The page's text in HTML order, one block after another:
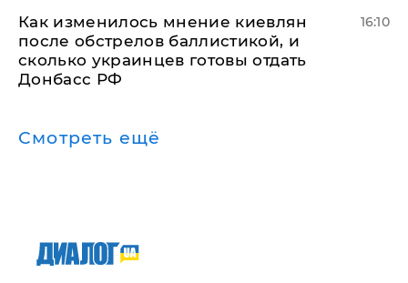
Как изменилось мнение киевлян
после обстрелов баллистикой, и
сколько украинцев готовы отдать
Донбасс РФ
16:10
Смотреть ещё